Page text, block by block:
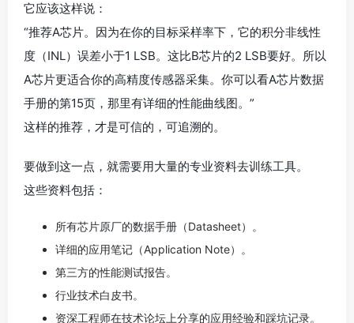
它应该这样说：
“推荐A芯片。因为在你的目标采样率下，它的积分非线性
度（INL）误差小于1 LSB。这比B芯片的2 LSB要好。所以
A芯片更适合你的高精度传感器采集。你可以看A芯片数据
手册的第15页，那里有详细的性能曲线图。”
这样的推荐，才是可信的，可追溯的。
要做到这一点，就需要用大量的专业资料去训练工具。
这些资料包括：
所有芯片原厂的数据手册（Datasheet）。
详细的应用笔记（Application Note）。
第三方的性能测试报告。
行业技术白皮书。
资深工程师在技术论坛上分享的应用经验和踩坑记录。